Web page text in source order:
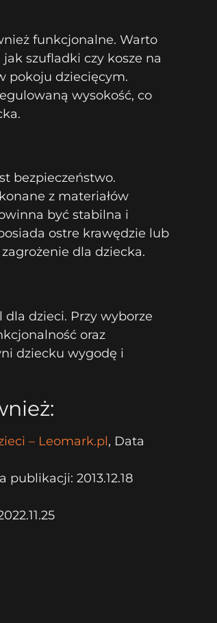
funkcjonalne. Warto
szufladki czy kosze na
pokoju dziecięcym.
wysokość, co
bezpieczeństwo.
z materiałów
być stabilna i
ostre krawędzie lub
dla dziecka.
dzieci. Przy wyborze
oraz
dziecku wygodę i
– Leomark.pl, Data
publikacji: 2013.12.18